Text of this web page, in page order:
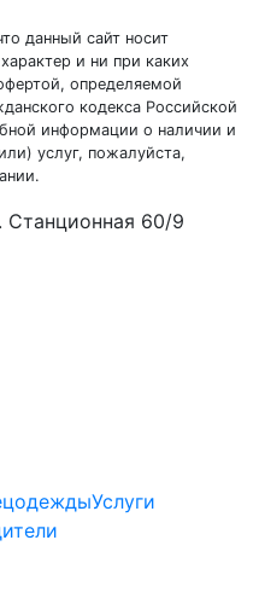
данный сайт носит
и ни при каких
определяемой
кодекса Российской
информации о наличии и
услуг, пожалуйста,
Станционная 60/9
Услуги